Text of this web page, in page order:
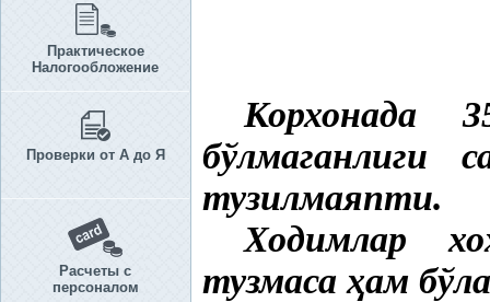
Практическое
Налогообложение
Проверки от А до Я
Расчеты с
персоналом
Корхонада
тузилмаяпти.
Ходимлар хо
тузмасаҳам